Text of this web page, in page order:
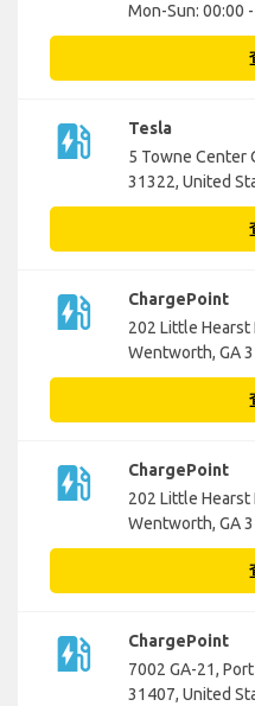
Mon-Sun: 00:00
ev_station
Tesla
5 Towne Center
31322, United
ev_station
ChargePoint
202 Little Hearst
Wentworth, GA
ev_station
ChargePoint
202 Little Hearst
Wentworth, GA
ev_station
ChargePoint
7002 GA-21,
31407, United